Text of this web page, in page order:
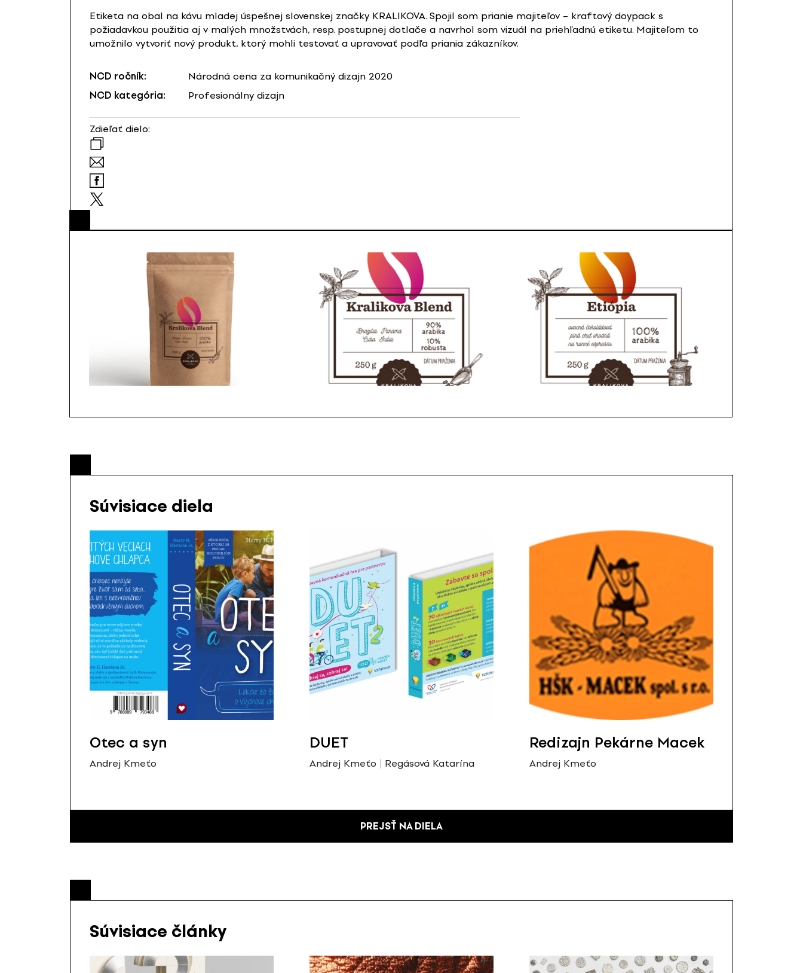
Etiketa na obal na kávu mladej úspešnej slovenskej značky KRALIKOVA. Spojil som prianie majiteľov – kraftový doypack s
požiadavkou použitia aj v malých množstvách, resp. postupnej dotlače a navrhol som vizuál na priehľadnú etiketu. Majiteľom to
umožnilo vytvoriť nový produkt, ktorý mohli testovať a upravovať podľa priania zákazníkov.
NCD ročník:
Národná cena za komunikačný dizajn 2020
NCD kategória:
Profesionálny dizajn
Zdieľať dielo:
Súvisiace diela
Otec a syn
Andrej Kmeťo
DUET
Andrej Kmeťo Regásová Katarína
Redizajn Pekárne Macek
Andrej Kmeťo
PREJSŤ NA DIELA
Súvisiace články